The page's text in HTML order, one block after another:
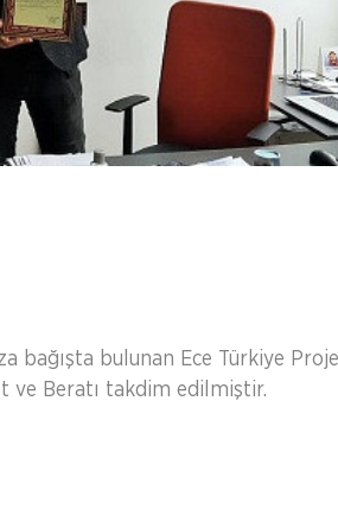
bağışta bulunan Ece Türkiye Proje
ve Beratı takdim edilmiştir.